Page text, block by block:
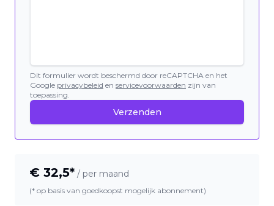
Dit formulier wordt beschermd door reCAPTCHA en het
Google privacybeleid en servicevoorwaarden zijn van
toepassing.
Verzenden
€ 32,5* / per maand
(* op basis van goedkoopst mogelijk abonnement)